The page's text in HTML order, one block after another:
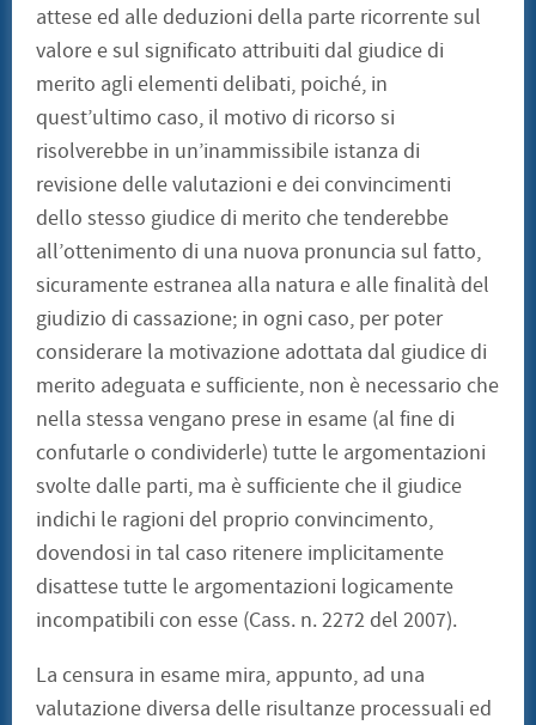
attese ed alle deduzioni della parte ricorrente sul
valore e sul significato attribuiti dal giudice di
merito agli elementi delibati, poiché, in
quest’ultimo caso, il motivo di ricorso si
risolverebbe in un’inammissibile istanza di
revisione delle valutazioni e dei convincimenti
dello stesso giudice di merito che tenderebbe
all’ottenimento di una nuova pronuncia sul fatto,
sicuramente estranea alla natura e alle finalità del
giudizio di cassazione; in ogni caso, per poter
considerare la motivazione adottata dal giudice di
merito adeguata e sufficiente, non è necessario che
nella stessa vengano prese in esame (al fine di
confutarle o condividerle) tutte le argomentazioni
svolte dalle parti, ma è sufficiente che il giudice
indichi le ragioni del proprio convincimento,
dovendosi in tal caso ritenere implicitamente
disattese tutte le argomentazioni logicamente
incompatibili con esse (Cass. n. 2272 del 2007).
La censura in esame mira, appunto, ad una
valutazione diversa delle risultanze processuali ed